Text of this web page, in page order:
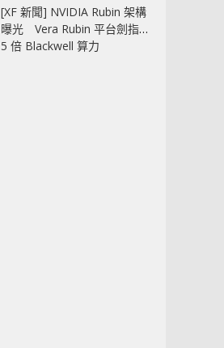
[XF 新聞] NVIDIA Rubin 架構
曝光 Vera Rubin 平台劍指
5 倍 Blackwell 算力